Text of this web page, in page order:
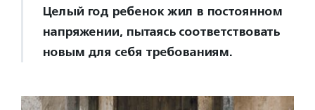
Целый год ребенок жил в постоянном
напряжении, пытаясь соответствовать
новым для себя требованиям.